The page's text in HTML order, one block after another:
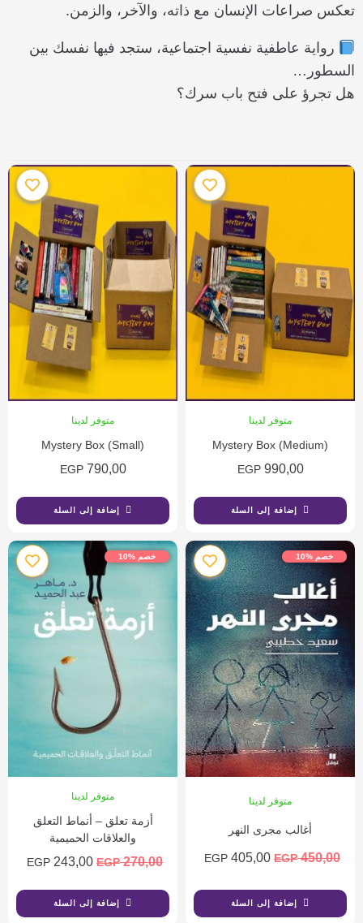
تعكس صراعات الإنسان مع ذاته، والآخر، والزمن.
رواية عاطفية نفسية اجتماعية، ستجد فيها نفسك بين
السطور…
هل تجرؤ على فتح باب سرك؟
متوفر لدينا
Mystery Box (Medium)
990,00
EGP
إضافة إلى السلة
متوفر لدينا
Mystery Box (Small)
790,00
EGP
إضافة إلى السلة
خصم %10
متوفر لدينا
أغالب مجرى النهر
450,00
EGP
405,00
EGP
إضافة إلى السلة
خصم %10
متوفر لدينا
أزمة تعلق – أنماط التعلق
والعلاقات الحميمية
270,00
EGP
243,00
EGP
إضافة إلى السلة